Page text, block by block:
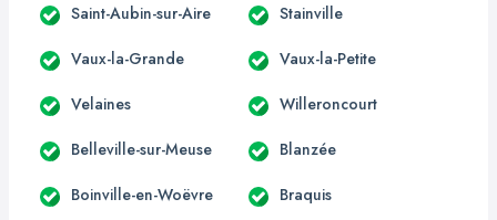
Saint-Aubin-sur-Aire Stainville
Vaux-la-Grande Vaux-la-Petite
Velaines Willeroncourt
Belleville-sur-Meuse Blanzée
Boinville-en-Woëvre Braquis